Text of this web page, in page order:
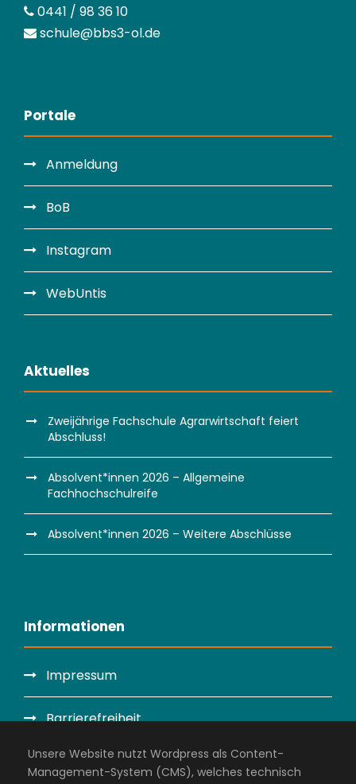
0441 / 98 36 10
schule@bbs3-ol.de
Portale
Anmeldung
BoB
Instagram
WebUntis
Aktuelles
Zweijährige Fachschule Agrarwirtschaft feiert
Abschluss!
Absolvent*innen 2026 – Allgemeine
Fachhochschulreife
Absolvent*innen 2026 – Weitere Abschlüsse
Informationen
Impressum
Barrierefreiheit
Datenschutzerklärung
Unsere Website nutzt Wordpress als Content-
Management-System (CMS), welches technisch